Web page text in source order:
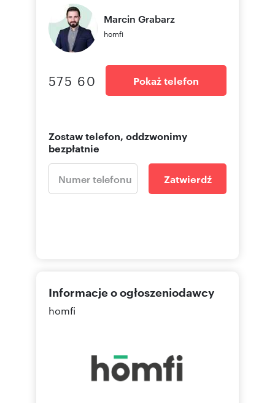
Marcin Grabarz
homfi
575 60 Pokaż telefon
Zostaw telefon, oddzwonimy
bezpłatnie
Zatwierdź
Informacje o ogłoszeniodawcy
homfi